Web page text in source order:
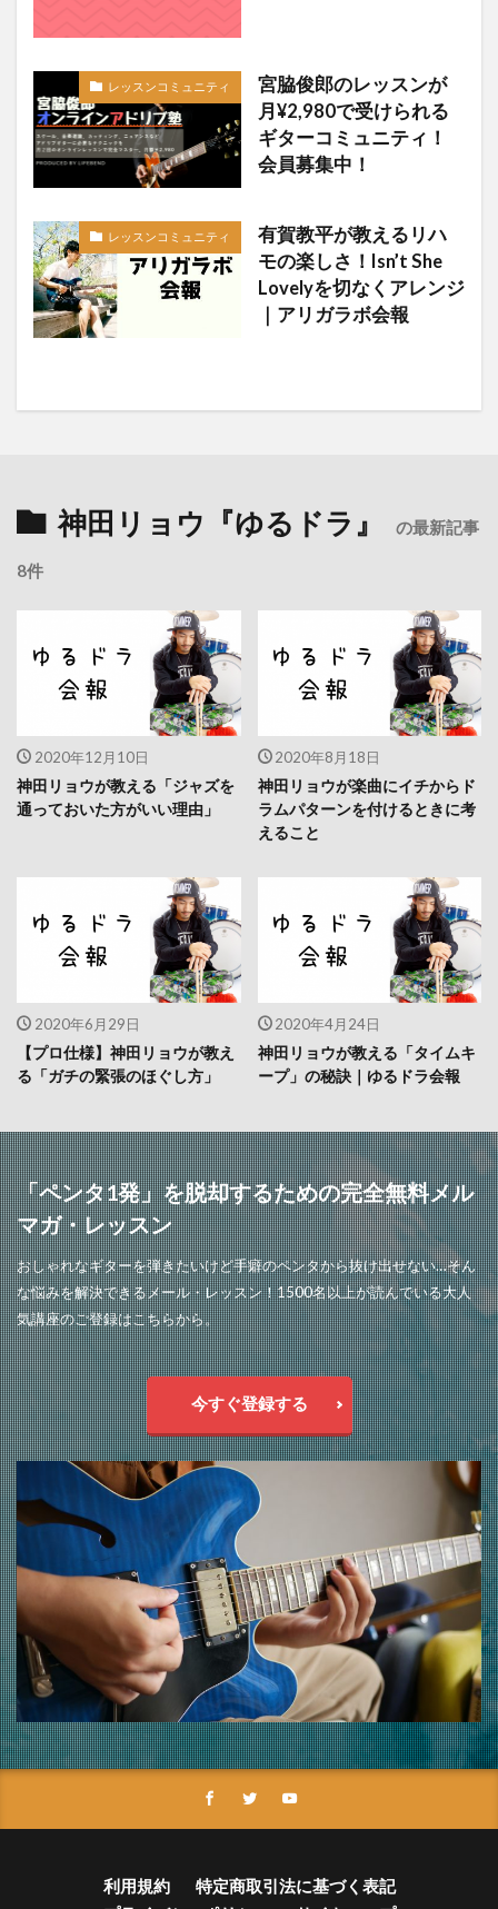
レッスンコミュニティ
宮脇俊郎のレッスンが
月¥2,980で受けられる
ギターコミュニティ！
会員募集中！
レッスンコミュニティ
有賀教平が教えるリハ
モの楽しさ！Isn’t She
Lovelyを切なくアレンジ
｜アリガラボ会報
神田リョウ『ゆるドラ』 の最新記事
8件
2020年12月10日
神田リョウが教える「ジャズを
通っておいた方がいい理由」
2020年8月18日
神田リョウが楽曲にイチからド
ラムパターンを付けるときに考
えること
2020年6月29日
【プロ仕様】神田リョウが教え
る「ガチの緊張のほぐし方」
2020年4月24日
神田リョウが教える「タイムキ
ープ」の秘訣｜ゆるドラ会報
「ペンタ1発」を脱却するための完全無料メル
マガ・レッスン
おしゃれなギターを弾きたいけど手癖のペンタから抜け出せない…そん
な悩みを解決できるメール・レッスン！1500名以上が読んでいる大人
気講座のご登録はこちらから。
今すぐ登録する
利用規約
特定商取引法に基づく表記